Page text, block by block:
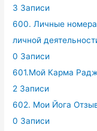
3 Записи
600. Личные номера
личной
0 Записи
601.Мой Карма
2 Записи
602. Мои Йога
0 Записи